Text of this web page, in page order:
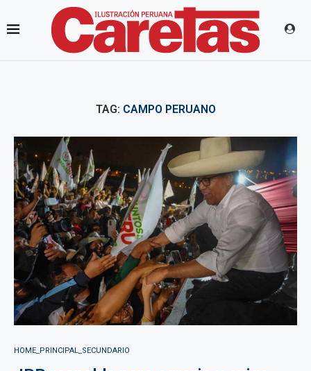
TAG: CAMPO PERUANO
HOME_PRINCIPAL_SECUNDARIO